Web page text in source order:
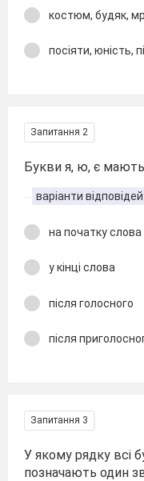
костюм, будяк,
посіяти, юність,
Запитання 2
Букви я, ю, є
варіанти відповідей
на початку слова
у кінці слова
після голосного
після
Запитання 3
У якому рядку всі
позначають один